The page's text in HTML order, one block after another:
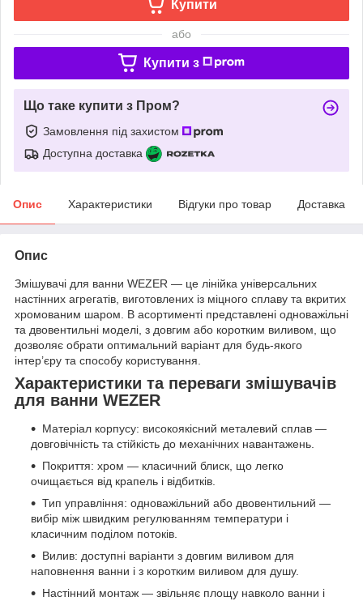
Купити
або
Купити з
Що таке купити з Пром?
Замовлення під захистом
Доступна доставка
Опис Характеристики Відгуки про товар Доставка
Опис
Змішувачі для ванни WEZER — це лінійка універсальних
настінних агрегатів, виготовлених із міцного сплаву та вкритих
хромованим шаром. В асортименті представлені одноважільні
та двовентильні моделі, з довгим або коротким виливом, що
дозволяє обрати оптимальний варіант для будь-якого
інтер’єру та способу користування.
Характеристики та переваги змішувачів
для ванни WEZER
Матеріал корпусу: високоякісний металевий сплав —
довговічність та стійкість до механічних навантажень.
Покриття: хром — класичний блиск, що легко
очищається від крапель і відбитків.
Тип управління: одноважільний або двовентильний —
вибір між швидким регулюванням температури і
класичним поділом потоків.
Вилив: доступні варіанти з довгим виливом для
наповнення ванни і з коротким виливом для душу.
Настінний монтаж — звільняє площу навколо ванни і